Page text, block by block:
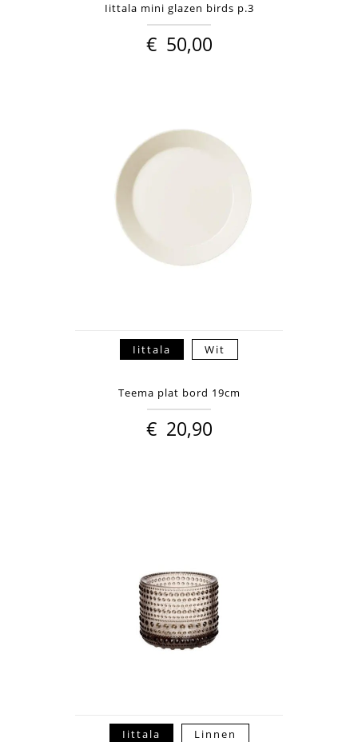
Iittala mini glazen birds p.3
€ 50,00
Iittala Wit
Teema plat bord 19cm
€ 20,90
Iittala Linnen